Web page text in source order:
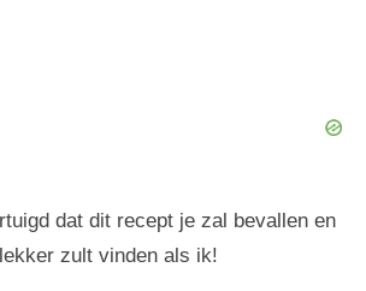
dat dit recept je zal bevallen en
zult vinden als ik!